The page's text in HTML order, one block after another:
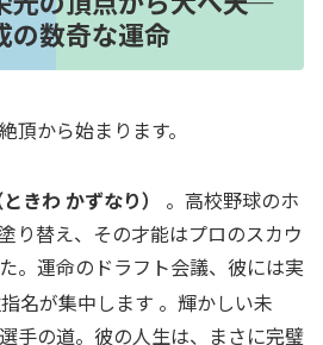
の数奇な運命
頂から始まります。
きわ かずなり）
。高校野球のホ
り替え、その才能はプロのスカウ
。運命のドラフト会議、彼には実
名が集中します 。輝かしい未
手の道。彼の人生は、まさに完璧